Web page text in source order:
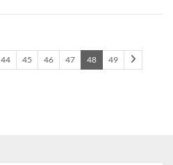
44 45 46 47 48 49